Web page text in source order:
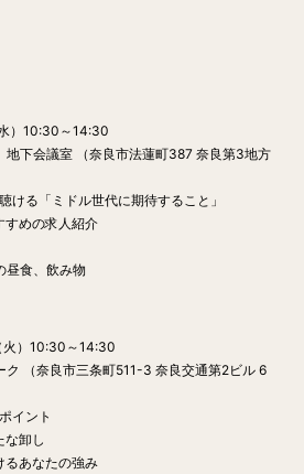
）10:30～14:30
下会議室 （奈良市法蓮町387 奈良第3地方
る「ミドル世代に期待すること」
の求人紹介
昼食、飲み物
）10:30～14:30
（奈良市三条町511-3 奈良交通第2ビル 6
イント
卸し
なたの強み